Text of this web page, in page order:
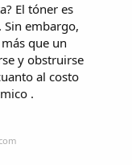
El tóner es
embargo,
que un
y obstruirse
al costo
.